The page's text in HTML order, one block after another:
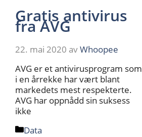
Gratis antivirus
fra AVG
22. mai 2020 avWhoopee
AVG er et antivirusprogram som
i en årrekke har vært blant
markedets mest respekterte.
AVG har oppnådd sin suksess
ikke
Kategorier
Data